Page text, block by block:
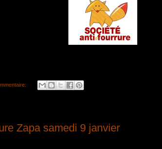
Zapa samedi 9 janvier